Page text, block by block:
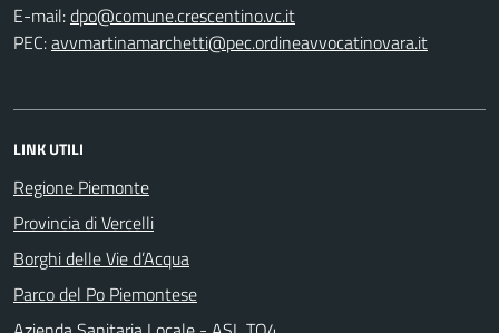
E-mail:
PEC:
LINK UTILI
Regione Piemonte
Provincia di Vercelli
Borghi delle Vie d’Acqua
Parco del Po Piemontese